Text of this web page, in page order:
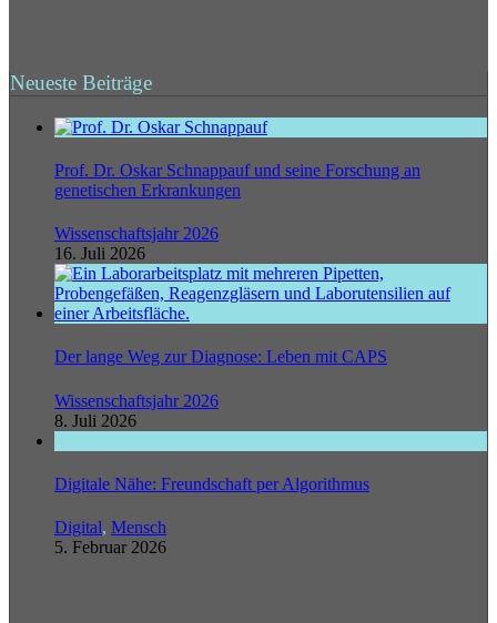
Neueste Beiträge
Prof. Dr. Oskar Schnappauf und seine Forschung an
genetischen Erkrankungen
Wissenschaftsjahr 2026
16. Juli 2026
Der lange Weg zur Diagnose: Leben mit CAPS
Wissenschaftsjahr 2026
8. Juli 2026
Digitale Nähe: Freundschaft per Algorithmus
Digital, Mensch
5. Februar 2026